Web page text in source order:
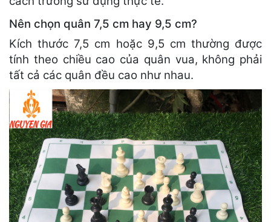
Nên chọn quân 7,5 cm hay 9,5 cm?
Kích thước 7,5 cm hoặc 9,5 cm thường được
tính theo chiều cao của quân vua, không phải
tất cả các quân đều cao như nhau.